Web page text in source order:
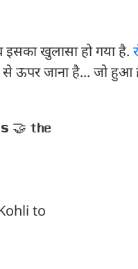
इसका खुलासा हो गया है.
से ऊपर जाना है... जो हुआ
🤝 𝘁𝗵𝗲
to